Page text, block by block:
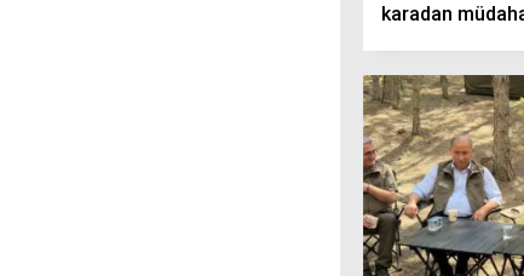
karadan